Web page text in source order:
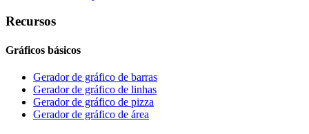
Recursos
Gráficos básicos
Gerador de gráfico de barras
Gerador de gráfico de linhas
Gerador de gráfico de pizza
Gerador de gráfico de área